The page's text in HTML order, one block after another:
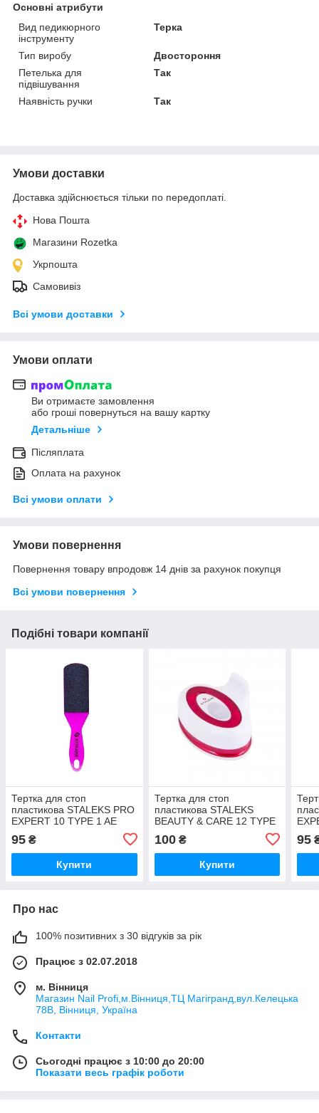
Основні атрибути
Вид педикюрного
інструменту
Терка
Тип виробу
Двостороння
Петелька для
підвішування
Так
Наявність ручки Так
Умови доставки
Доставка здійснюється тільки по передоплаті.
Нова Пошта
Магазини Rozetka
Укрпошта
Самовивіз
Всі умови доставки
Умови оплати
Ви отримаєте замовлення
або гроші повернуться на вашу картку
Детальніше
Післяплата
Оплата на рахунок
Всі умови оплати
Умови повернення
Повернення товару впродовж 14 днів за рахунок покупця
Всі умови повернення
Подібні товари компанії
Тертка для стоп
пластикова STALEKS PRO
EXPERT 10 TYPE 1 AE
95 ₴
Купити
Тертка для стоп
пластикова STALEKS
BEAUTY & CARE 12 TYPE
100₴
Купити
95
Про нас
100% позитивних з 30 відгуків за рік
Працює з 02.07.2018
м. Вінниця
Магазин Nail Profi,м.Вінниця,ТЦ Магігранд,вул.Келецька
78В, Вінниця, Україна
Контакти
Сьогодні працює з 10:00 до 20:00
Показати весь графік роботи